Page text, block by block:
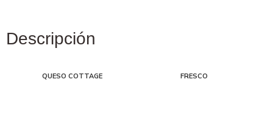
Descripción
QUESO COTTAGE FRESCO